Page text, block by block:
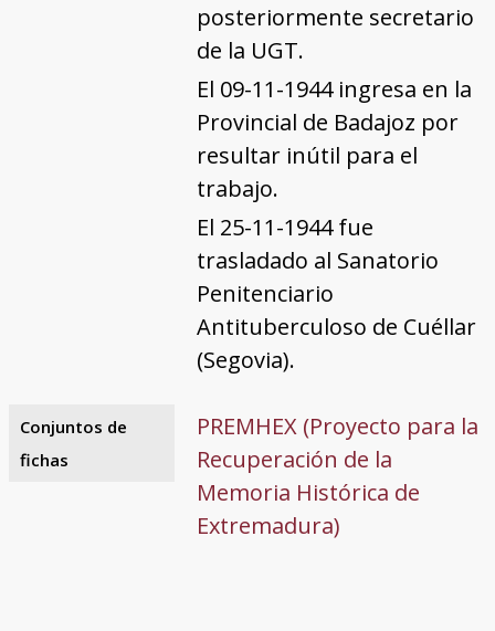
posteriormente secretario
de la UGT.
El 09-11-1944 ingresa en la
Provincial de Badajoz por
resultar inútil para el
trabajo.
El 25-11-1944 fue
trasladado al Sanatorio
Penitenciario
Antituberculoso de Cuéllar
(Segovia).
Conjuntos de
fichas
PREMHEX (Proyecto para la
Recuperación de la
Memoria Histórica de
Extremadura)